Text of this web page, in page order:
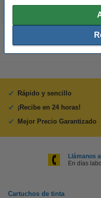
Rápido y sencillo
¡Recibe en 24 horas!
Mejor Precio Garantizado
Llámanos
En días
Cartuchos de tinta